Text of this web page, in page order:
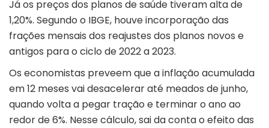
Já os preços dos planos de saúde tiveram alta de
1,20%. Segundo o IBGE, houve incorporação das
frações mensais dos reajustes dos planos novos e
antigos para o ciclo de 2022 a 2023.
Os economistas preveem que a inflação acumulada
em 12 meses vai desacelerar até meados de junho,
quando volta a pegar tração e terminar o ano ao
redor de 6%. Nesse cálculo, sai da conta o efeito das